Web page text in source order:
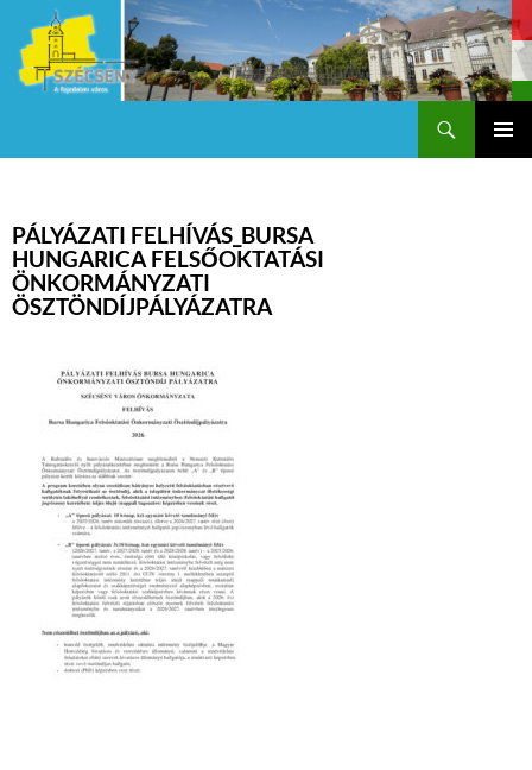
PÁLYÁZATI FELHÍVÁS_BURSA
HUNGARICA FELSŐOKTATÁSI
ÖNKORMÁNYZATI
ÖSZTÖNDÍJPÁLYÁZATRA